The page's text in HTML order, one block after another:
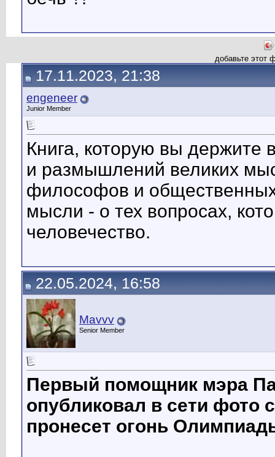
добавьте этот
17.11.2023, 21:38
engeneer
Junior Member
Книга, которую вы держите
и размышлений великих
философов и
мысли - о тех вопросах,
человечество.
22.05.2024, 16:58
Mavvv
Senior Member
Первый помощник мэра
опубликовал в сети фото
пронесет огонь